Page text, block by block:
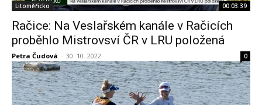
Litoměřicko 00:03:39
Račice: Na Veslařském kanále v Račicích
proběhlo Mistrovsví ČR v LRU položená
Petra Čudová - 30. 10. 2022 0